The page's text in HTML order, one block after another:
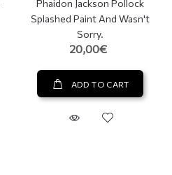
Phaidon Jackson Pollock
Splashed Paint And Wasn't
Sorry.
20,00€
ADD TO CART